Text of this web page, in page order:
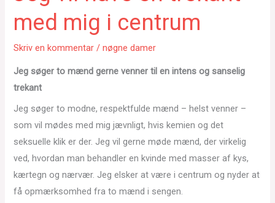
med mig i centrum
Skriv en kommentar /nøgne damer
Jeg søger to mænd gerne venner til en intens og sanselig
trekant
Jeg søger to modne, respektfulde mænd – helst venner –
som vil mødes med mig jævnligt, hvis kemien og det
seksuelle klik er der. Jeg vil gerne møde mænd, der virkelig
ved, hvordan man behandler en kvinde med masser af kys,
kærtegn og nærvær. Jeg elsker at være i centrum og nyder at
få opmærksomhed fra to mænd i sengen.